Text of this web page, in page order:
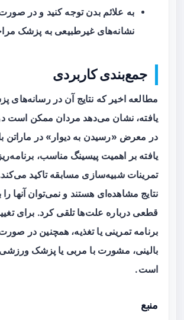
به علائم بدن توجه کنید و در
نشانه‌های غیرطبیعی به پزشک
جمع‌بندی کاربردی
مطالعه اخیر که نتایج آن در رسانه‌های
یافته، نشان می‌دهد مردان ممکن است دو
در معرض «رسیدن به دیوار» در ماراتن
یافته بر اهمیت پیسینگ مناسب،
تمرینات شبیه‌سازی مسابقه تاکید می‌کند.
نتایج مشاهده‌ای هستند و نمی‌توان آنها
قطعی درباره علت‌ها تلقی کرد. برای
برنامه تمرینی یا تغذیه، همچنین در
بالینی، مشورت با مربی یا پزشک
است.
منبع